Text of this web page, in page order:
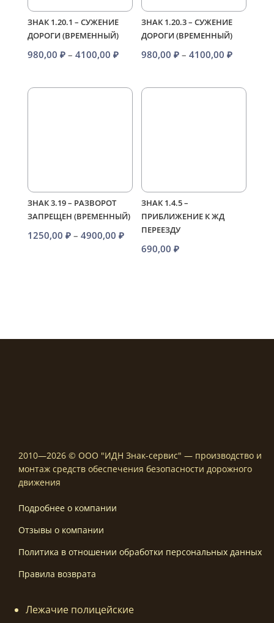
ЗНАК 1.20.1 – СУЖЕНИЕ
ДОРОГИ (ВРЕМЕННЫЙ)
980,00 ₽ – 4100,00 ₽Диапазон
980,00 ₽
ЗНАК 1.20.3 – СУЖЕНИЕ
ДОРОГИ (ВРЕМЕННЫЙ)
980,00₽ – 4100,00₽
980,00 ₽
ЗНАК 3.19 – РАЗВОРОТ
ЗАПРЕЩЕН (ВРЕМЕННЫЙ)
1250,00 ₽ – 4900,00 ₽Диапазон
цен:
ЗНАК 1.4.5 –
ПРИБЛИЖЕНИЕ К ЖД
ПЕРЕЕЗДУ
690,00₽
2010—2026 © ООО "ИДН Знак-сервис" — производство и
монтаж средств обеспечения безопасности дорожного
движения
Подробнее о компании
Отзывы о компании
Политика в отношении обработки персональных данных
Правила возврата
Лежачие полицейские